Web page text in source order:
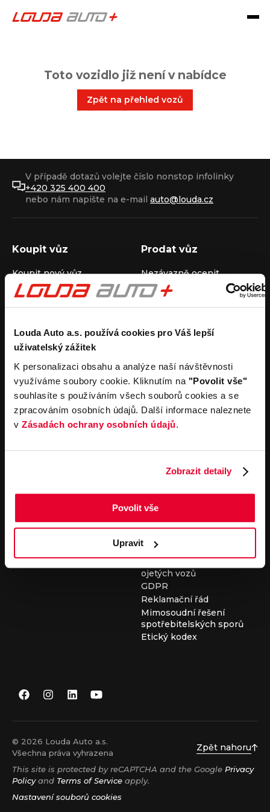
Louda Auto a.s. používá cookies pro Váš lepší
uživatelský zážitek
K personalizaci obsahu a analýze naší návštěvnosti
využíváme soubory cookie. Kliknutím na "Povolit vše"
souhlasíte s používáním všech souborů cookies a se
zpracováním osobních údajů. Další informace naleznete
v Zásadách ochrany osobních údajů.
Zobrazit detaily
Povolit vše
Upravit
Toto vozidlo již není v nabídce
Zpět na přehled vozů
V případě dotazů volejte číslo nonstop infolinky
+420 325 400 400
nebo nám napište na e-mail auto@louda.cz
Koupit vůz
Koupit nový vůz
Koupit ojetý vůz
Koupit užitkový vůz
Prodat vůz
Nezávazně ocenit
Průběh výkupu vozu
Pronájem
Carsharing
Autopůjčovna
Operativní leasing
Společnost
Louda Auto+ Poděbrady
Obytné vozy
Novinky
Kariéra
Servisní služby
Servis
Důležité odkazy
Cookies
Všeobecné obchodní
podmínky pro online
vozidel
Všeobecné obchodní
podmínky pro provádění
servisních prací
Všeobecné obchodní
podmínky při nákupu
ojetých vozů
GDPR
Reklamační řád
Mimosoudní řešení
spotřebitelských sporů
Etický kodex
© 2026 Louda Auto a.s.
Všechna práva vyhrazena
Zpět nahoru
This site is protected by reCAPTCHA and the Google Privacy
Policyand Terms of Service apply.
Nastavení souborů cookies